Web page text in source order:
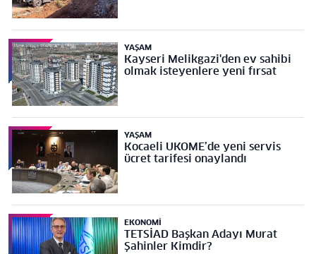
YAŞAM
Kayseri Melikgazi'den ev sahibi
olmak isteyenlere yeni fırsat
YAŞAM
Kocaeli UKOME’de yeni servis
ücret tarifesi onaylandı
EKONOMI
TETSİAD Başkan Adayı Murat
Şahinler Kimdir?